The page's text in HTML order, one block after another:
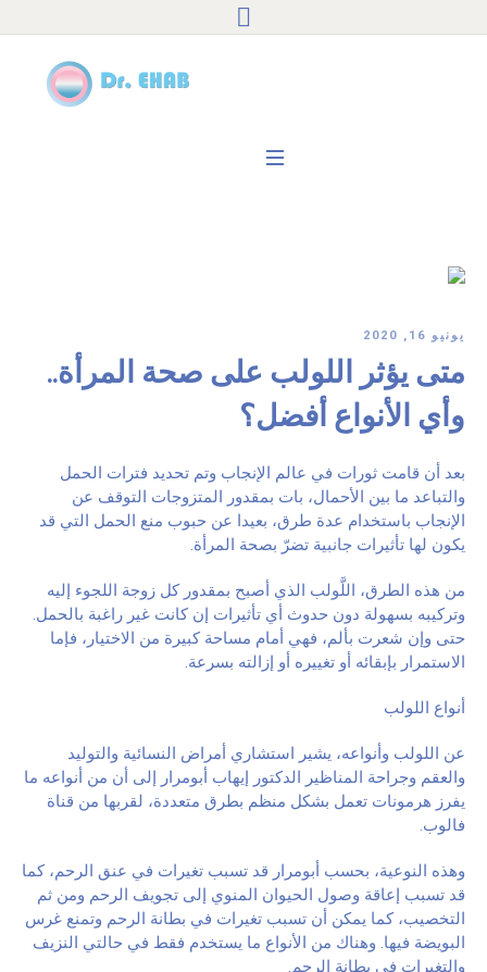
يونيو 16, 2020
متى يؤثر اللولب على صحة المرأة..
وأي الأنواع أفضل؟
بعد أن قامت ثورات في عالم الإنجاب وتم تحديد فترات الحمل
والتباعد ما بين الأحمال، بات بمقدور المتزوجات التوقف عن
الإنجاب باستخدام عدة طرق، بعيدا عن حبوب منع الحمل التي قد
يكون لها تأثيرات جانبية تضرّ بصحة المرأة.
من هذه الطرق، اللَّولب الذي أصبح بمقدور كل زوجة اللجوء إليه
وتركيبه بسهولة دون حدوث أي تأثيرات إن كانت غير راغبة بالحمل.
حتى وإن شعرت بألم، فهي أمام مساحة كبيرة من الاختيار، فإما
الاستمرار بإبقائه أو تغييره أو إزالته بسرعة.
أنواع اللولب
عن اللولب وأنواعه، يشير استشاري أمراض النسائية والتوليد
والعقم وجراحة المناظير الدكتور إيهاب أبومرار إلى أن من أنواعه ما
يفرز هرمونات تعمل بشكل منظم بطرق متعددة، لقربها من قناة
فالوب.
وهذه النوعية، بحسب أبومرار قد تسبب تغيرات في عنق الرحم، كما
قد تسبب إعاقة وصول الحيوان المنوي إلى تجويف الرحم ومن ثم
التخصيب، كما يمكن أن تسبب تغيرات في بطانة الرحم وتمنع غرس
البويضة فيها. وهناك من الأنواع ما يستخدم فقط في حالتي النزيف
والتغيرات في بطانة الرحم.